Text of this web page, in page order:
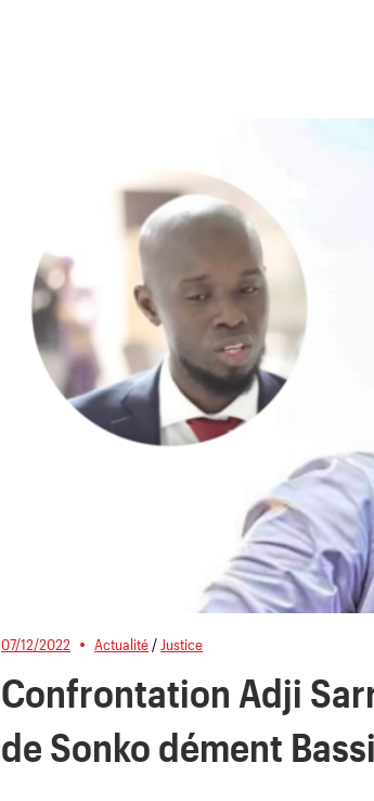
07/12/2022 Actualité / Justice
Confrontation Adji
de Sonko dément